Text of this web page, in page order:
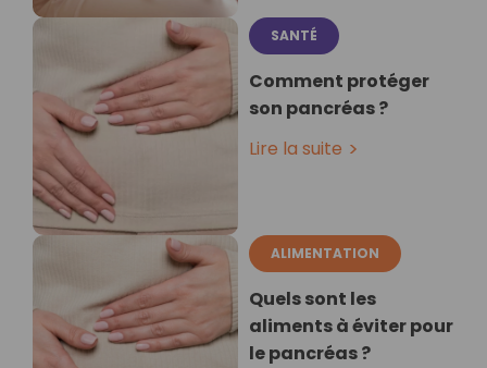
SANTÉ
Comment protéger
son pancréas ?
Lire la suite
ALIMENTATION
Quels sont les
aliments à éviter pour
le pancréas ?